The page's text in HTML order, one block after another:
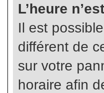
L’heure
Il est
différent de
sur votre
horaire afin